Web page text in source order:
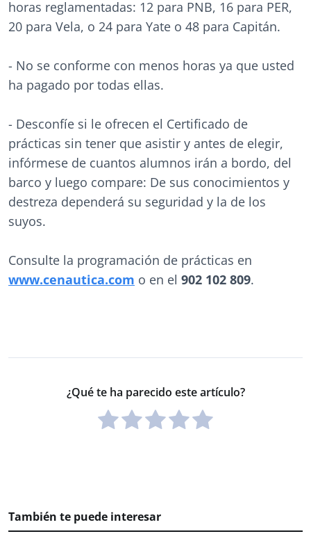
horas reglamentadas: 12 para PNB, 16 para PER,
20 para Vela, o 24 para Yate o 48 para Capitán.
- No se conforme con menos horas ya que usted
ha pagado por todas ellas.
- Desconfíe si le ofrecen el Certificado de
prácticas sin tener que asistir y antes de elegir,
infórmese de cuantos alumnos irán a bordo, del
barco y luego compare: De sus conocimientos y
destreza dependerá su seguridad y la de los
suyos.
Consulte la programación de prácticas en
www.cenautica.com o en el 902 102 809.
¿Qué te ha parecido este artículo?
También te puede interesar